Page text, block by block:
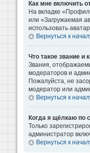
Как мне включить
На вкладке
или «Загружаемая
использовать
Вернуться к
Что такое звание и
Звания,
модераторов и
Пожалуйста, не
модератор или
Вернуться к
Когда я щёлкаю по
Только
администратор
Вернуться к